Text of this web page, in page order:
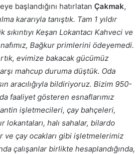
başlandığını hatırlatan Çakmak,
kararıyla tanıştık. Tam 1 yıldır
Keşan Lokantacı Kahveci ve
Bağkur primlerini ödeyemedi.
evimize bakacak gücümüz
mahcup duruma düştük. Oda
aracılığıyla bildiriyoruz. Bizim 950-
faaliyet gösteren esnaflarımız
işletmecileri, çay bahçeleri,
halı sahalar, bilardo
ve çay ocakları gibi işletmelerimiz
çalışanlar birlikte hesaplandığında,